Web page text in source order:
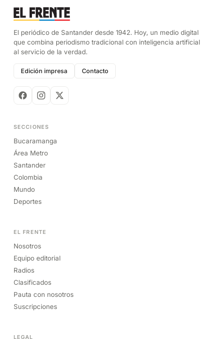
El periódico de Santander desde 1942. Hoy, un medio digital
que combina periodismo tradicional con inteligencia artificial
al servicio de la verdad.
Edición impresa Contacto
SECCIONES
Bucaramanga
Área Metro
Santander
Colombia
Mundo
Deportes
EL FRENTE
Nosotros
Equipo editorial
Radios
Clasificados
Pauta con nosotros
Suscripciones
LEGAL